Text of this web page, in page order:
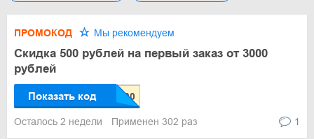
ПРОМОКОД Мы рекомендуем
Скидка 500 рублей на первый заказ от 3000
рублей
Показать код
Осталось 2 недели Применен 302 раз 1